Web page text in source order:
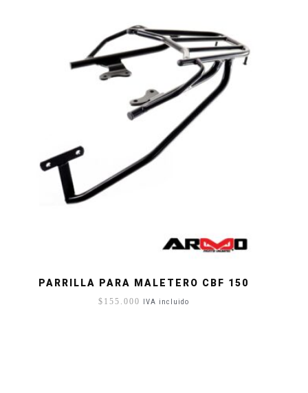
PARRILLA PARA MALETERO CBF 150
$ 155.000 IVA incluido